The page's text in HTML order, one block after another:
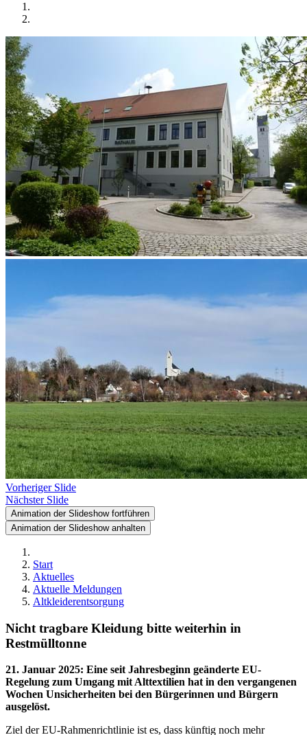
Vorheriger Slide
Nächster Slide
Animation der Slideshow fortführen
Animation der Slideshow anhalten
Start
Aktuelles
Aktuelle Meldungen
Altkleiderentsorgung
Nicht tragbare Kleidung bitte weiterhin in
Restmülltonne
21. Januar 2025: Eine seit Jahresbeginn geänderte EU-
Regelung zum Umgang mit Alttextilien hat in den vergangenen
Wochen Unsicherheiten bei den Bürgerinnen und Bürgern
ausgelöst.
Ziel der EU-Rahmenrichtlinie ist es, dass künftig noch mehr